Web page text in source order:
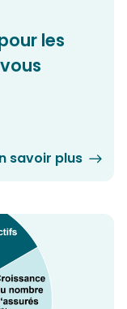
les
savoir plus